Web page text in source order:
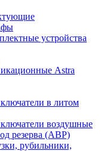
устройства
Astra
в литом
воздушные
резерва (АВР)
рубильники,